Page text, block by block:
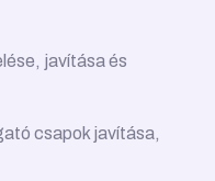
javítása és
csapok javítása,